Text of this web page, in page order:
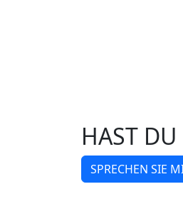
HAST
SPRECHEN SIE